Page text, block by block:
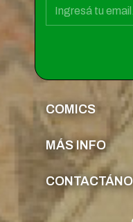
COMICS
MÁS INFO